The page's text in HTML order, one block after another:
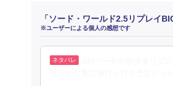
「ソード・ワールド2.5リプレイ
※ユーザーによる個人の感想です
ルラが生贄に捧げられる予定だ